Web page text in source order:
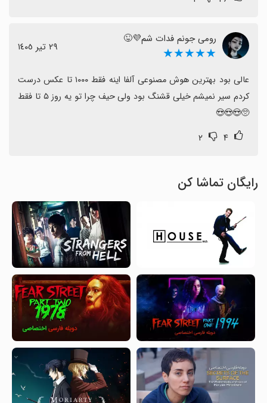
رومی جونم فدات شم💜😜
★★★★★ ٢٩ تیر ١٤٠٥
🥺😍😍😍
۴ ۲
رایگان تماشا کن